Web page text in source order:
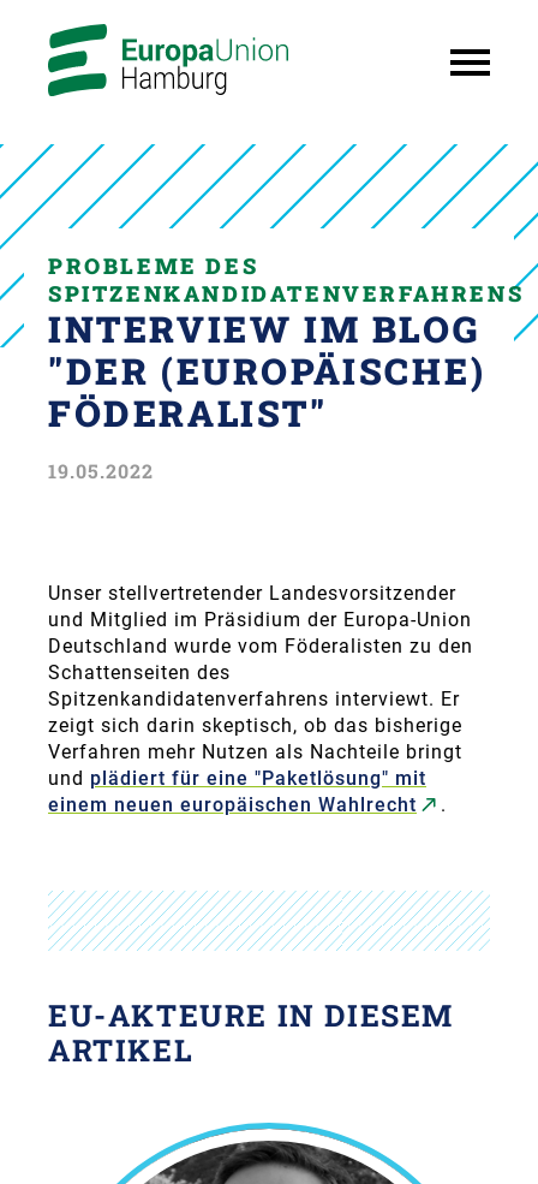
PROBLEME DES
SPITZENKANDIDATENVERFAHRENS
INTERVIEW IM BLOG
"DER (EUROPÄISCHE)
FÖDERALIST"
19.05.2022
Unser stellvertretender Landesvorsitzender
und Mitglied im Präsidium der Europa-Union
Deutschland wurde vom Föderalisten zu den
Schattenseiten des
Spitzenkandidatenverfahrens interviewt. Er
zeigt sich darin skeptisch, ob das bisherige
Verfahren mehr Nutzen als Nachteile bringt
und plädiert für eine "Paketlösung" mit
einem neuen europäischen Wahlrecht
.
EU-AKTEURE IN DIESEM
ARTIKEL